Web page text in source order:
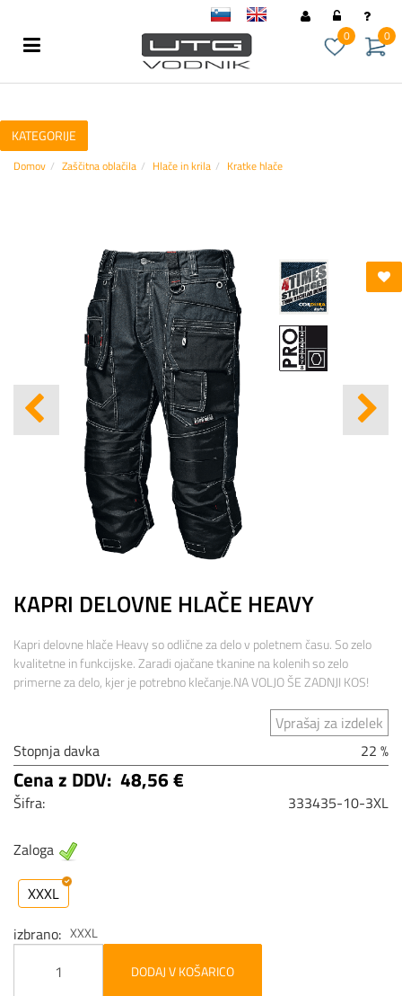
0
0
KATEGORIJE
Domov Zaščitna oblačila Hlače in krila Kratke hlače
KAPRI DELOVNE HLAČE HEAVY
Kapri delovne hlače Heavy so odlične za delo v poletnem času. So zelo
kvalitetne in funkcijske. Zaradi ojačane tkanine na kolenih so zelo
primerne za delo, kjer je potrebno klečanje.NA VOLJO ŠE ZADNJI KOS!
Vprašaj za izdelek
Stopnja davka
22 %
Cena z DDV: 48,56 €
Šifra: 333435-10-3XL
Zaloga
XXXL
izbrano
XXXL
DODAJ V KOŠARICO